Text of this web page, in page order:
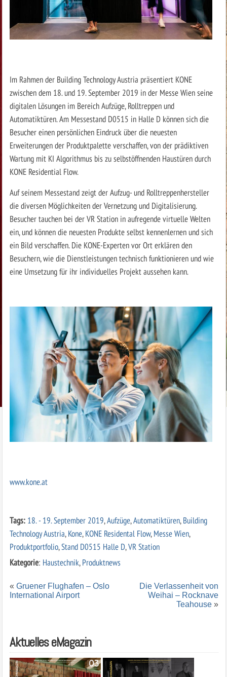
Im Rahmen der Building Technology Austria präsentiert KONE
zwischen dem 18. und 19. September 2019 in der Messe Wien seine
digitalen Lösungen im Bereich Aufzüge, Rolltreppen und
Automatiktüren. Am Messestand D0515 in Halle D können sich die
Besucher einen persönlichen Eindruck über die neuesten
Erweiterungen der Produktpalette verschaffen, von der prädiktiven
Wartung mit KI Algorithmus bis zu selbstöffnenden Haustüren durch
KONE Residential Flow.
Auf seinem Messestand zeigt der Aufzug- und Rolltreppenhersteller
die diversen Möglichkeiten der Vernetzung und Digitalisierung.
Besucher tauchen bei der VR Station in aufregende virtuelle Welten
ein, und können die neuesten Produkte selbst kennenlernen und sich
ein Bild verschaffen. Die KONE-Experten vor Ort erklären den
Besuchern, wie die Dienstleistungen technisch funktionieren und wie
eine Umsetzung für ihr individuelles Projekt aussehen kann.
www.kone.at
Tags: 18. - 19. September 2019,Aufzüge,Automatiktüren,Building
Technology Austria,Kone,KONE Residental Flow,Messe Wien,
Produktportfolio,Stand D0515 Halle D,VR Station
Kategorie: Haustechnik,Produktnews
« Gruener Flughafen – Oslo
International Airport
Die Verlassenheit von
Weihai – Rocknave
Teahouse »
Aktuelles eMagazin